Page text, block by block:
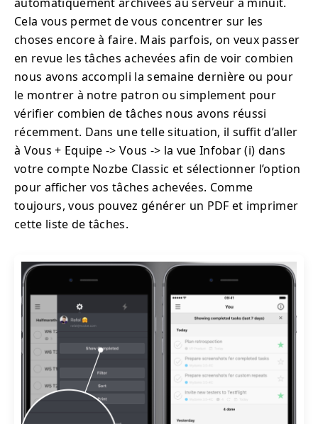
Cela vous permet de vous concentrer sur les
choses encore à faire. Mais parfois, on veux passer
en revue les tâches achevées afin de voir combien
nous avons accompli la semaine dernière ou pour
le montrer à notre patron ou simplement pour
vérifier combien de tâches nous avons réussi
récemment. Dans une telle situation, il suffit d’aller
à Vous + Equipe -> Vous -> la vue Infobar (i) dans
votre compte Nozbe Classic et sélectionner l’option
pour afficher vos tâches achevées. Comme
toujours, vous pouvez générer un PDF et imprimer
cette liste de tâches.